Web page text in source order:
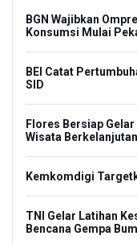
BGN Wajibkan
Konsumsi Mulai
BEI Catat
SID
Flores Bersiap
Wisata Berkelanjutan
Kemkomdigi
TNI Gelar Latihan
Bencana Gempa